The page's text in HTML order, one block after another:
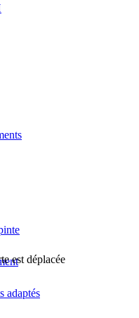
adaptés
est déplacée